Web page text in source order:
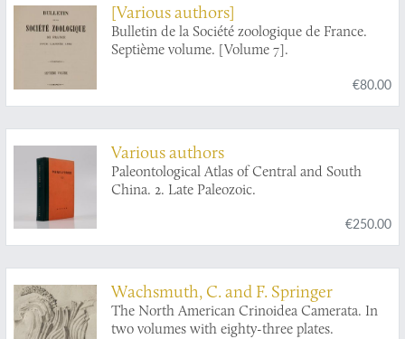
[Various authors]
Bulletin de la Société zoologique de France.
Septième volume. [Volume 7].
€80.00
Various authors
Paleontological Atlas of Central and South
China. 2. Late Paleozoic.
€250.00
Wachsmuth, C. and F. Springer
The North American Crinoidea Camerata. In
two volumes with eighty-three plates.